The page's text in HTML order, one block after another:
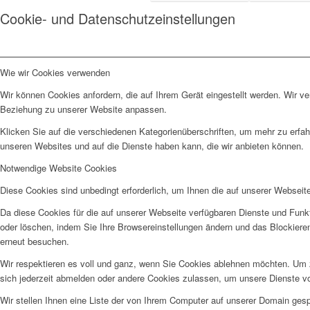
Cookie- und Datenschutzeinstellungen
Wie wir Cookies verwenden
Wir können Cookies anfordern, die auf Ihrem Gerät eingestellt werden. Wir
Beziehung zu unserer Website anpassen.
Klicken Sie auf die verschiedenen Kategorienüberschriften, um mehr zu
unseren Websites und auf die Dienste haben kann, die wir anbieten können.
Notwendige Website Cookies
Diese Cookies sind unbedingt erforderlich, um Ihnen die auf unserer
Da diese Cookies für die auf unserer Webseite verfügbaren Dienste und
oder löschen, indem Sie Ihre Browsereinstellungen ändern und das
erneut besuchen.
Wir respektieren es voll und ganz, wenn Sie Cookies ablehnen möchten.
sich jederzeit abmelden oder andere Cookies zulassen, um unsere Dienste
Wir stellen Ihnen eine Liste der von Ihrem Computer auf unserer Domain